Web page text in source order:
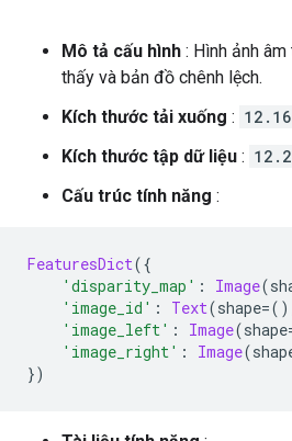
Mô tả cấu hình : Hình ảnh
thấy và bản đồ chênh lệch.
Kích thước tải xuống :
Kích thước tập dữ liệu :
Cấu trúc tính năng :
FeaturesDict({
'disparity_map' : Image(
'image_id' : Text(shape
'image_left' : Image(shape
'image_right' : Image(
})